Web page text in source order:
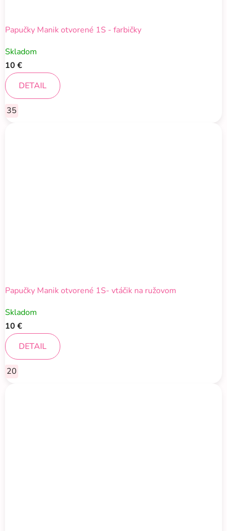
Papučky Manik otvorené 1S - farbičky
Skladom
10 €
DETAIL
35
Papučky Manik otvorené 1S- vtáčik na ružovom
Skladom
10 €
DETAIL
20